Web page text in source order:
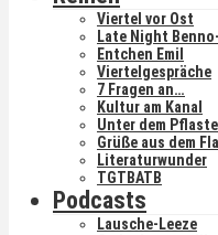
Viertel vor Ost
Late Night
Entchen Emil
Viertelgespräche
7 Fragen an…
Kultur am Kanal
Unter dem
Grüße aus dem
Literaturwunder
TGTBATB
Podcasts
Lausche-Leeze